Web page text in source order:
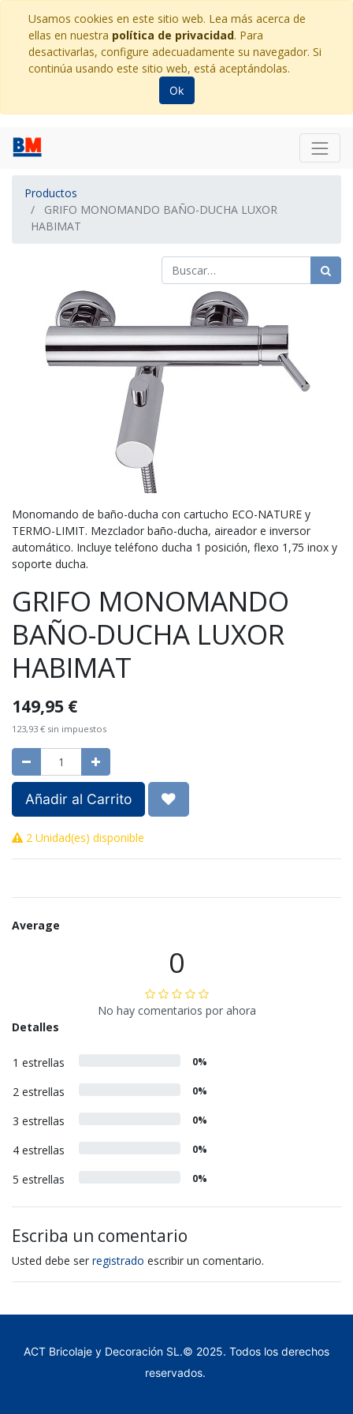
Usamos cookies en este sitio web. Lea más acerca de
ellas en nuestra política de privacidad. Para
desactivarlas, configure adecuadamente su navegador. Si
continúa usando este sitio web, está aceptándolas.
Ok
Productos
GRIFO MONOMANDO BAÑO-DUCHA LUXOR
HABIMAT
Monomando de baño-ducha con cartucho ECO-NATURE y
TERMO-LIMIT. Mezclador baño-ducha, aireador e inversor
automático. Incluye teléfono ducha 1 posición, flexo 1,75 inox y
soporte ducha.
GRIFO MONOMANDO
BAÑO-DUCHA LUXOR
HABIMAT
149,95 €
123,93 € sin impuestos
Añadir al Carrito
2 Unidad(es) disponible
Average
0
No hay comentarios por ahora
Detalles
1 estrellas 0%
2 estrellas 0%
3 estrellas 0%
4 estrellas 0%
5 estrellas 0%
Escriba un comentario
Usted debe ser registrado escribir un comentario.
ACT Bricolaje y Decoración SL.© 2025. Todos los derechos
reservados.